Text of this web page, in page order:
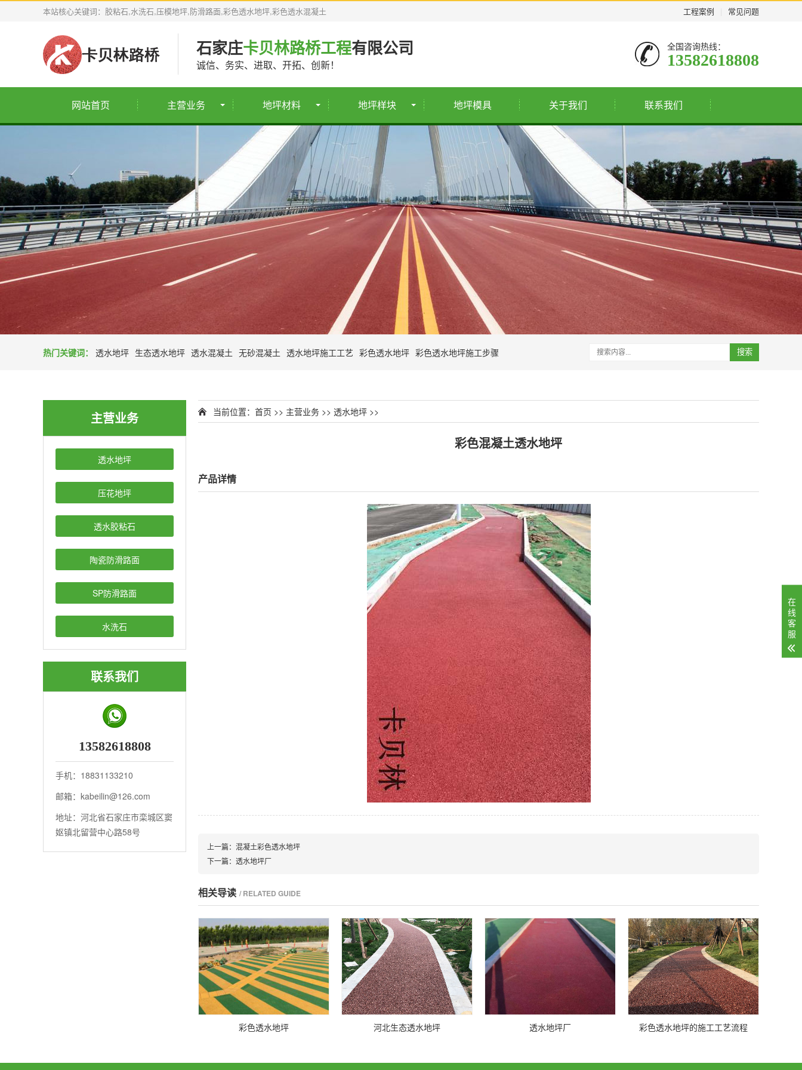
工程案例 常见问题
本站核心关键词：胶粘石,水洗石,压模地坪,防滑路面,彩色透水地坪,彩色透水混凝土
石家庄卡贝林路桥工程有限公司
诚信、务实、进取、开拓、创新！
全国咨询热线：
13582618808
网站首页 主营业务 地坪材料 地坪样块 地坪模具 关于我们 联系我们
热门关键词： 透水地坪 生态透水地坪 透水混凝土 无砂混凝土 透水地坪施工工艺 彩色透水地坪 彩色透水地坪施工步骤 搜索
主营业务
透水地坪
压花地坪
透水胶粘石
陶瓷防滑路面
SP防滑路面
水洗石
联系我们
13582618808
手机：18831133210
邮箱：kabeilin@126.com
地址：河北省石家庄市栾城区窦
妪镇北留营中心路58号
当前位置： 首页 >> 主营业务 >> 透水地坪 >>
彩色混凝土透水地坪
产品详情
上一篇： 混凝土彩色透水地坪
下一篇： 透水地坪厂
相关导读 / RELATED GUIDE
彩色透水地坪 河北生态透水地坪 透水地坪厂 彩色透水地坪的施工工艺流程
在
线
客
服